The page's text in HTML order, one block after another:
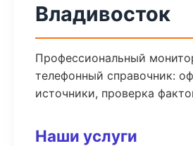
Владивосток
Профессиональный
телефонный справочник:
источники, проверка
Наши услуги